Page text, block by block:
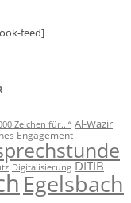
feed]
Zeichen für...“ Al-Wazir
Engagement
Digitalisierung DITIB
Egelsbach